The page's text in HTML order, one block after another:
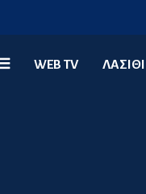
WEB TV ΛΑΣΊΘΙ